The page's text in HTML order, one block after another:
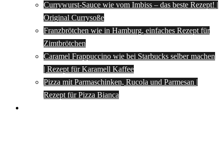
Currywurst-Sauce wie vom Imbiss – das beste Rezept! |
Original Currysoße
Franzbrötchen wie in Hamburg, einfaches Rezept für
Zimtbrötchen
Caramel Frappuccino wie bei Starbucks selber machen
| Rezept für Karamell Kaffee
Pizza mit Parmaschinken, Rucola und Parmesan |
Rezept für Pizza Bianca